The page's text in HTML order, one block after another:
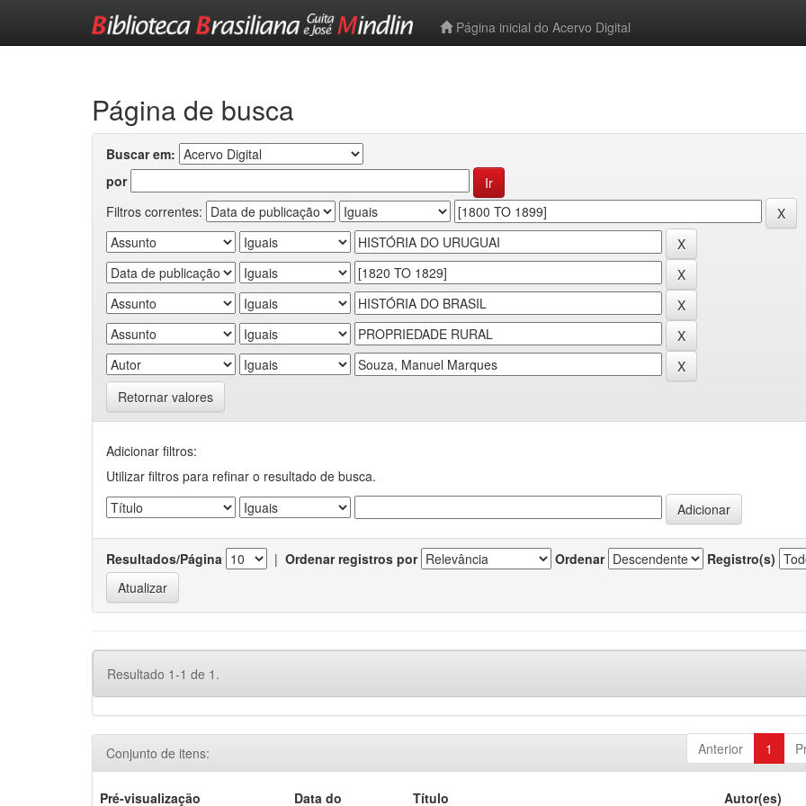
Página inicial do Acervo Digital
Página de busca
Buscar em:
por
Filtros correntes:
Retornar valores
Adicionar filtros:
Utilizar filtros para refinar o resultado de busca.
Resultados/Página | Ordenar registros por Ordenar Registro(s)
Resultado 1-1 de 1.
Anterior 1
Conjunto de itens:
Pré-visualização Data do Título Autor(es)